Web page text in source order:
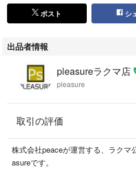
(Used Goods License No.
ポスト シ
出品者情報
pleasureラクマ店
pleasure
取引の評価
株式会社peaceが運営する、ラクマ
asureです。